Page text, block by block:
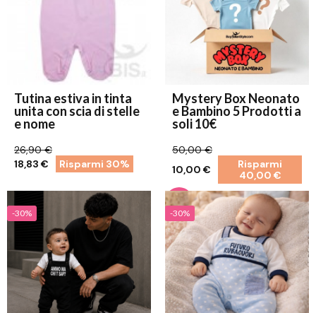
Tutina estiva in tinta
unita con scia di stelle
e nome
26,90 €
18,83 €
Risparmi 30%
Mystery Box Neonato
e Bambino 5 Prodotti a
soli 10€
50,00 €
10,00 €
Risparmi
40,00 €
-30% -30%